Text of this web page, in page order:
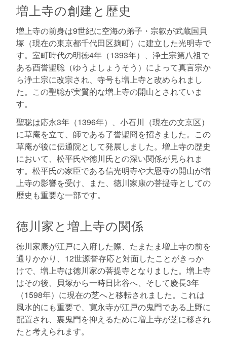
増上寺の創建と歴史
増上寺の前身は9世紀に空海の弟子・宗叡が武蔵国貝
塚（現在の東京都千代田区麹町）に建立した光明寺で
す。室町時代の明徳4年（1393年）、浄土宗第八祖で
ある酉誉聖聡（ゆうよしょうそう）によって真言宗か
ら浄土宗に改宗され、寺号も増上寺と改められまし
た。この聖聡が実質的な増上寺の開山とされていま
す。
聖聡は応永3年（1396年）、小石川（現在の文京区）
に草庵を立て、師である了誉聖冏を招きました。この
草庵が後に伝通院として発展しました。増上寺の歴史
において、松平氏や徳川氏との深い関係が見られま
す。松平氏の家臣である信光明寺や大恩寺の開山が増
上寺の影響を受け、また、徳川家康の菩提寺としての
歴史も重要な一部です。
徳川家と増上寺の関係
徳川家康が江戸に入府した際、たまたま増上寺の前を
通りかかり、12世源誉存応と対面したことがきっか
けで、増上寺は徳川家の菩提寺となりました。増上寺
はその後、貝塚から一時日比谷へ、そして慶長3年
（1598年）に現在の芝へと移転されました。これは
風水的にも重要で、寛永寺が江戸の鬼門である上野に
配置され、裏鬼門を抑えるために増上寺が芝に移され
たと考えられます。